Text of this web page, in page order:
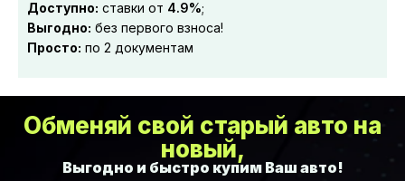
Доступно: ставки от 4.9%;
Выгодно: без первого взноса!
Просто: по 2 документам
Обменяй свой старый авто на
новый,